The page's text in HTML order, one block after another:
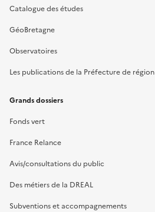
Catalogue des études
GéoBretagne
Observatoires
Les publications de la Préfecture de région
Grands dossiers
Fonds vert
France Relance
Avis/consultations du public
Des métiers de la DREAL
Subventions et accompagnements